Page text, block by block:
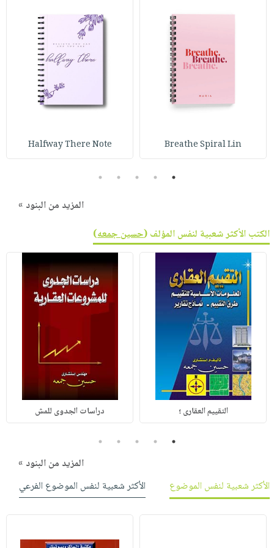
فيديوهات
كتابكBreathe Spiral Lin
Halfway There Note
1
2
3
4
5
المزيد من البنود »
الكتب الأكثر شعبية لنفس المؤلف (حسين جمعه)
التقييم العقارى ؛ دراسات الجدوى للمش
1
2
3
4
5
المزيد من البنود »
الأكثر شعبية لنفس الموضوع
الأكثر شعبية لنفس الموضوع الفرعي